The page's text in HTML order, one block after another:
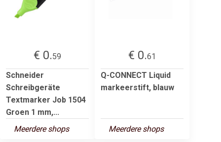
€ 0.59
Schneider
Schreibgeräte
Textmarker Job 1504
Groen 1 mm,...
Meerdere shops
€ 0.61
Q-CONNECT Liquid
markeerstift, blauw
Meerdere shops